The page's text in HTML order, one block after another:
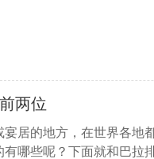
两位
居的地方，在世界各地
哪些呢？下面就和巴拉